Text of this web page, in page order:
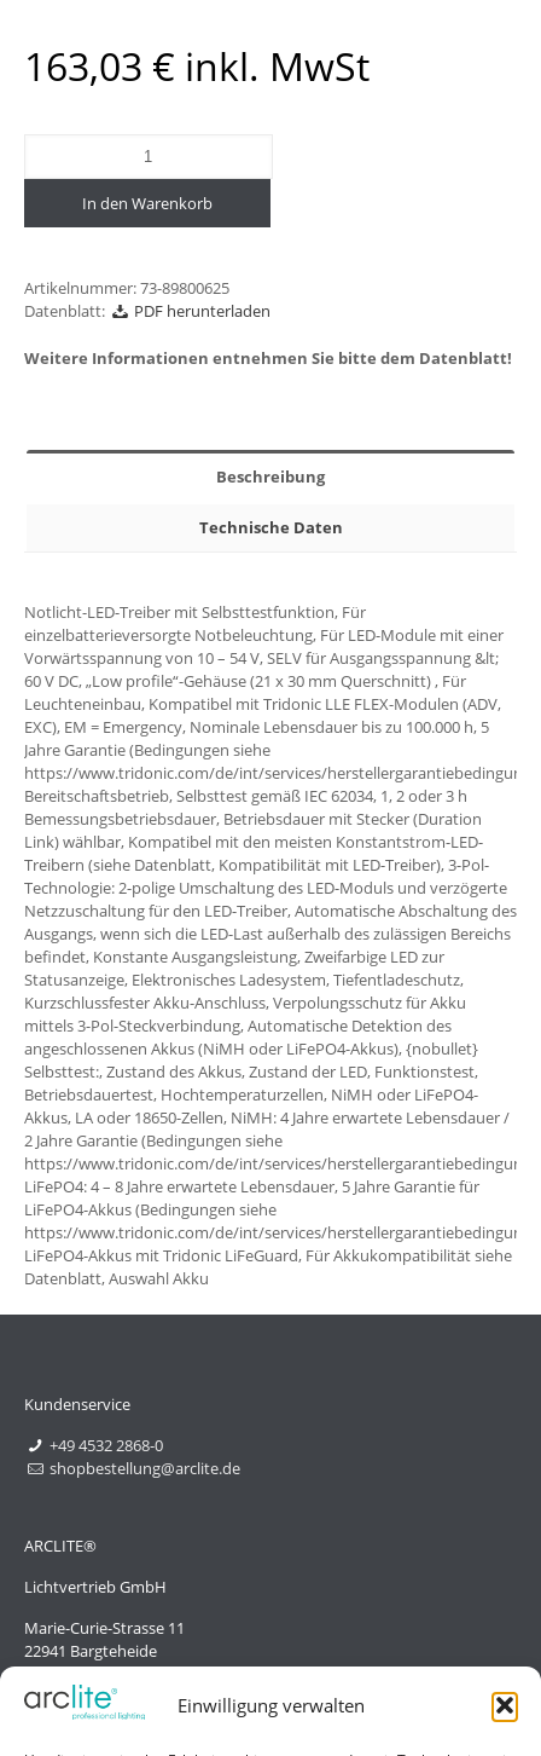
Einwilligung verwalten
163,03 € inkl. MwSt
In den Warenkorb
Artikelnummer:73-89800625
Datenblatt:
PDF herunterladen
Weitere Informationen entnehmen Sie bitte dem Datenblatt!
Beschreibung
Technische Daten
Notlicht-LED-Treiber mit Selbsttestfunktion, Für
einzelbatterieversorgte Notbeleuchtung, Für LED-Module mit einer
Vorwärtsspannung von 10 – 54 V, SELV für Ausgangsspannung &lt;
60 V DC, „Low profile“-Gehäuse (21 x 30 mm Querschnitt) , Für
Leuchteneinbau, Kompatibel mit Tridonic LLE FLEX-Modulen (ADV,
EXC), EM = Emergency, Nominale Lebensdauer bis zu 100.000 h, 5
Jahre Garantie (Bedingungen siehe
https://www.tridonic.com/de/int/services/
Bereitschaftsbetrieb, Selbsttest gemäß IEC 62034, 1, 2 oder 3 h
Bemessungsbetriebsdauer, Betriebsdauer mit Stecker (Duration
Link) wählbar, Kompatibel mit den meisten Konstantstrom-LED-
Treibern (siehe Datenblatt, Kompatibilität mit LED-Treiber), 3-Pol-
Technologie: 2-polige Umschaltung des LED-Moduls und verzögerte
Netzzuschaltung für den LED-Treiber, Automatische Abschaltung des
Ausgangs, wenn sich die LED-Last außerhalb des zulässigen Bereichs
befindet, Konstante Ausgangsleistung, Zweifarbige LED zur
Statusanzeige, Elektronisches Ladesystem, Tiefentladeschutz,
Kurzschlussfester Akku-Anschluss, Verpolungsschutz für Akku
mittels 3-Pol-Steckverbindung, Automatische Detektion des
angeschlossenen Akkus (NiMH oder LiFePO4-Akkus), {nobullet}
Selbsttest:, Zustand des Akkus, Zustand der LED, Funktionstest,
Betriebsdauertest, Hochtemperaturzellen, NiMH oder LiFePO4-
Akkus, LA oder 18650-Zellen, NiMH: 4 Jahre erwartete Lebensdauer /
2 Jahre Garantie (Bedingungen siehe
https://www.tridonic.com/de/int/services/
LiFePO4: 4 – 8 Jahre erwartete Lebensdauer, 5 Jahre Garantie für
LiFePO4-Akkus (Bedingungen siehe
https://www.tridonic.com/de/int/services/
LiFePO4-Akkus mit Tridonic LiFeGuard, Für Akkukompatibilität siehe
Datenblatt, Auswahl Akku
Kundenservice
+49 4532 2868-0
shopbestellung@arclite.de
ARCLITE®
Lichtvertrieb GmbH
Marie-Curie-Strasse 11
22941 Bargteheide
Deutschland/Germany
Hilfe